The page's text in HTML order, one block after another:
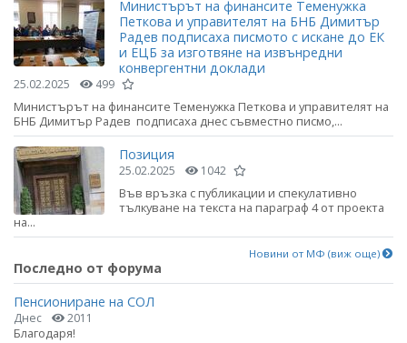
Министърът на финансите Теменужка
Петкова и управителят на БНБ Димитър
Радев подписаха писмото с искане до ЕК
и ЕЦБ за изготвяне на извънредни
конвергентни доклади
25.02.2025 499
Министърът на финансите Теменужка Петкова и управителят на
БНБ Димитър Радев подписаха днес съвместно писмо,...
Позиция
25.02.2025 1042
Във връзка с публикации и спекулативно
тълкуване на текста на параграф 4 от проекта
на...
Новини от МФ (виж още)
Последно от форума
Пенсиониране на СОЛ
Днес 2011
Благодаря!